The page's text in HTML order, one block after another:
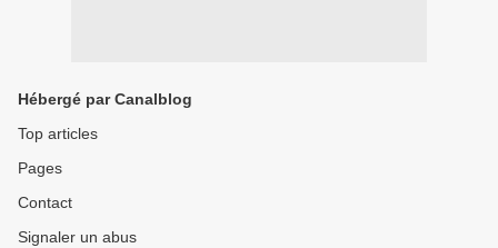
Hébergé par Canalblog
Top articles
Pages
Contact
Signaler un abus